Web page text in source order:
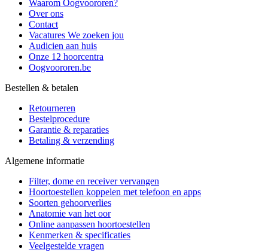
Waarom Oogvoororen?
Over ons
Contact
Vacatures We zoeken jou
Audicien aan huis
Onze 12 hoorcentra
Oogvoororen.be
Bestellen & betalen
Retourneren
Bestelprocedure
Garantie & reparaties
Betaling & verzending
Algemene informatie
Filter, dome en receiver vervangen
Hoortoestellen koppelen met telefoon en apps
Soorten gehoorverlies
Anatomie van het oor
Online aanpassen hoortoestellen
Kenmerken & specificaties
Veelgestelde vragen